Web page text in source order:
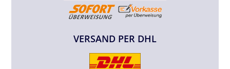
VERSAND PER DHL